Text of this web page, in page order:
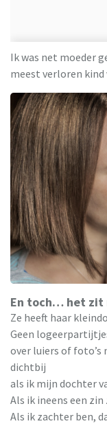
Ik was net moeder
meest verloren kind
En toch… het zit
Ze heeft haar
Geen
over luiers of foto’s
dichtbij
als ik mijn dochter
Als ik ineens een
Als ik zachter ben,